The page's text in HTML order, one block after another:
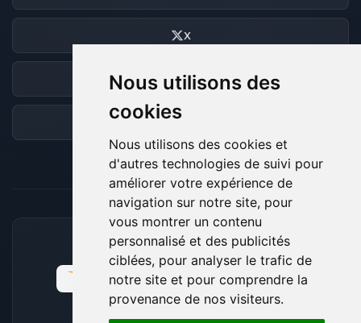
Nous utilisons des
cookies
Nous utilisons des cookies et
d'autres technologies de suivi pour
améliorer votre expérience de
navigation sur notre site, pour
vous montrer un contenu
personnalisé et des publicités
ciblées, pour analyser le trafic de
notre site et pour comprendre la
provenance de nos visiteurs.
X
Discord
Forum
MOYENS DE PAIEMENT ACCEPTÉS